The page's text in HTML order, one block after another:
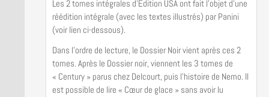
Les 2 tomes intégrales d’Edition USA ont fait l’objet d’une
réédition intégrale (avec les textes illustrés) par Panini
(voir lien ci-dessous).
Dans l’ordre de lecture, le Dossier Noir vient après ces 2
tomes. Après le Dossier noir, viennent les 3 tomes de
« Century » parus chez Delcourt, puis l’histoire de Nemo. Il
est possible de lire « Cœur de glace » sans avoir lu